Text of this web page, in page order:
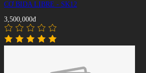
CƠ BIDA LIBRE - SK12
3,500,000đ